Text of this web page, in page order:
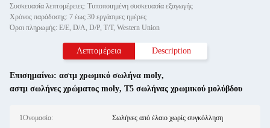
Συσκευασία λεπτομέρειες: Τυποποιημένη συσκευασία εξαγωγής
Χρόνος παράδοσης: 7 έως 30 εργάσιμες ημέρες
Όροι πληρωμής: Ε/Ε, D/A, D/P, T/T, Western Union
Λεπτομέρεια Description
Επισημαίνω: αστμ χρωμικό σωλήνα moly,
αστμ σωλήνες χρώματος moly, T5 σωλήνας χρωμικού μολύβδου
1Ονομασία: Σωλήνες από έλαιο χωρίς συγκόλληση